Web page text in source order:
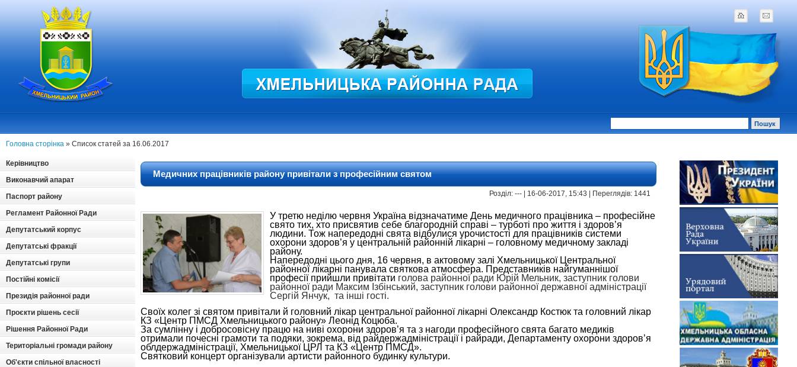
Головна сторінка » Список статей за 16.06.2017
Керівництво
Виконавчий апарат
Паспорт району
Регламент Районної Ради
Депутатський корпус
Депутатські фракції
Депутатські групи
Постійні комісії
Президія районної ради
Проєкти рішень сесії
Рішення Районної Ради
Територіальні громади району
Об'єкти спільної власності
Медичних працівників району привітали з професійним святом
Розділ: --- | 16-06-2017, 15:43 | Переглядів: 1441
У третю неділю червня Україна відзначатиме День медичного працівника – професійне
свято тих, хто присвятив себе благородній справі – турботі про життя і здоров’я
людини. Тож напередодні свята відбулися урочистості для працівників системи
охорони здоров’я у центральній районній лікарні – головному медичному закладі
району.
Напередодні цього дня, 16 червня, в актовому залі Хмельницької Центральної
районної лікарні панувала святкова атмосфера. Представників найгуманнішої
професії прийшли привітати голова районної ради Юрій Мельник, заступник голови
районної ради Максим Ізбінський, заступник голови районної державної адміністрації
Сергій Янчук, та інші гості.
Своїх колег зі святом привітали й головний лікар центральної районної лікарні Олександр Костюк та головний лікар
КЗ «Центр ПМСД Хмельницького району» Леонід Коцюба.
За сумлінну і добросовісну працю на ниві охорони здоров’я та з нагоди професійного свята багато медиків
отримали почесні грамоти та подяки, зокрема, від райдержадміністрації і райради, Департаменту охорони здоров’я
облдержадміністрації, Хмельницької ЦРЛ та КЗ «Центр ПМСД».
Святковий концерт організували артисти районного будинку культури.